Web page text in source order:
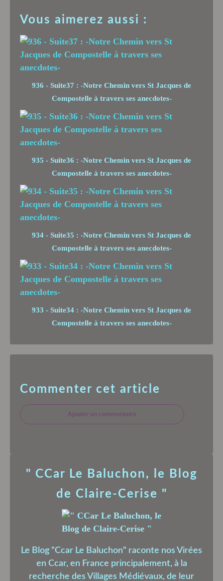
Vous aimerez aussi :
936 - Suite37 : -Notre Chemin vers St Jacques de
Compostelle à travers ses anecdotes-
935 - Suite36 : -Notre Chemin vers St Jacques de
Compostelle à travers ses anecdotes-
934 - Suite35 : -Notre Chemin vers St Jacques de
Compostelle à travers ses anecdotes-
933 - Suite34 : -Notre Chemin vers St Jacques de
Compostelle à travers ses anecdotes-
Commenter cet article
Ajouter un commentaire
" CCar Le Baluchon, le Blog
de Claire-Cerise "
Le Blog "Ccar Le Baluchon" raconte nos Virées
en Ccar, en France principalement, à la
recherche des Villages Médiévaux, de leur